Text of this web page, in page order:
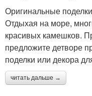
Оригинальные
Отдыхая на море,
красивых камешков.
предложите детворе
поделки или декора
читать дальше →